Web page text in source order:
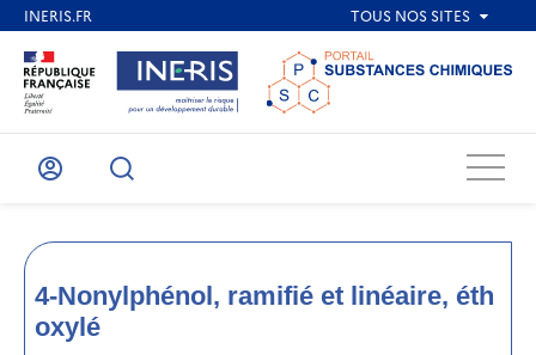
Mon
Recherche
Menu
4-Nonylphénol, ramifié et linéaire, éth
oxylé